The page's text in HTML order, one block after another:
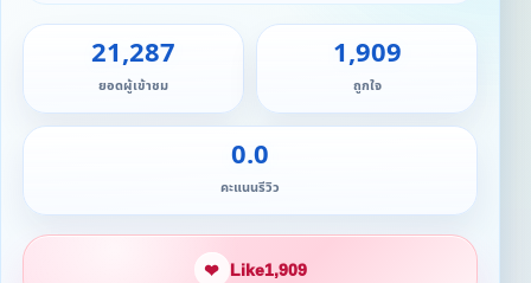
21,287
ยอดผู้เข้าชม
1,909
ถูกใจ
0.0
คะแนนรีวิว
❤ Like1,909